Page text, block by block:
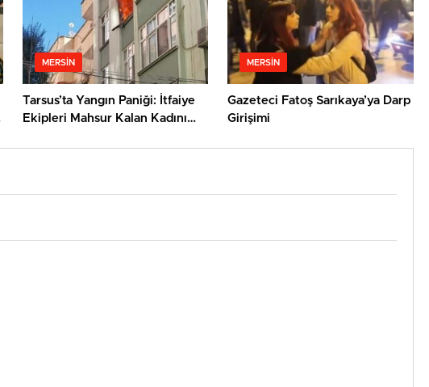
MERSIN
Tarsus’ta Yangın Paniği: İtfaiye
Ekipleri Mahsur Kalan Kadını
MERSIN
Gazeteci Fatoş Sarıkaya’ya Darp
Girişimi